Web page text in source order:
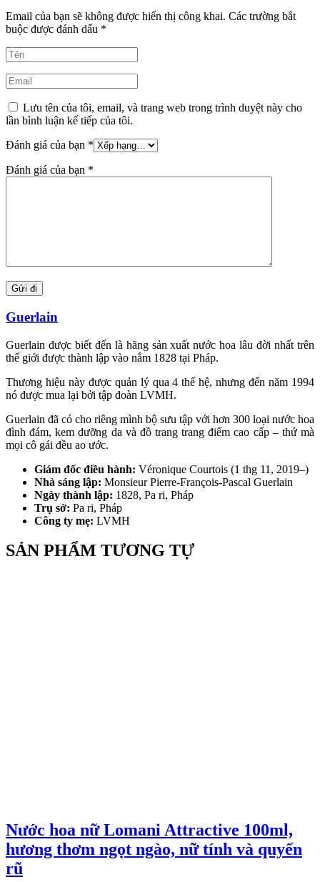
Email của bạn sẽ không được hiển thị công khai. Các trường bắt
buộc được đánh dấu *
Lưu tên của tôi, email, và trang web trong trình duyệt này cho
lần bình luận kế tiếp của tôi.
Đánh giá của bạn *
Đánh giá của bạn *
Guerlain
Guerlain được biết đến là hãng sản xuất nước hoa lâu đời nhất trên
thế giới được thành lập vào nắm 1828 tại Pháp.
Thương hiệu này được quản lý qua 4 thế hệ, nhưng đến năm 1994
nó được mua lại bởi tập đoàn LVMH.
Guerlain đã có cho riêng mình bộ sưu tập với hơn 300 loại nước hoa
đình đám, kem dưỡng da và đồ trang trang điểm cao cấp – thứ mà
mọi cô gái đều ao ước.
Giám đốc điều hành: Véronique Courtois (1 thg 11, 2019–)
Nhà sáng lập: Monsieur Pierre-François-Pascal Guerlain
Ngày thành lập: 1828, Pa ri, Pháp
Trụ sở: Pa ri, Pháp
Công ty mẹ: LVMH
SẢN PHẨM TƯƠNG TỰ
Nước hoa nữ Lomani Attractive 100ml,
hương thơm ngọt ngào, nữ tính và quyến
rũ